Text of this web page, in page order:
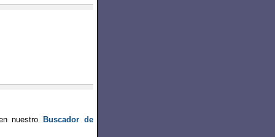
nuestro
Buscador de